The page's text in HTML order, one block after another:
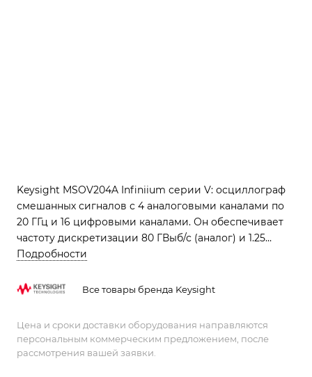
Keysight MSOV204A Infiniium серии V: осциллограф
смешанных сигналов с 4 аналоговыми каналами по
20 ГГц и 16 цифровыми каналами. Он обеспечивает
частоту дискретизации 80 ГВыб/с (аналог) и 1.25
ГВыб/с (цифра), а также память до 200 Мвыборок, что
сверхвысокоскоростных цифровых и аналоговых
Подробности
Все товары бренда Keysight
Цена и сроки доставки оборудования направляются
персональным коммерческим предложением, после
рассмотрения вашей заявки.